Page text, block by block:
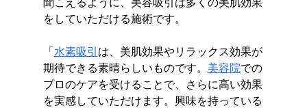
をしていただける施術です。
「水素吸引 は、美肌効果やリラックス効果が
期待できる素晴らしいものです。 美容院での
プロのケアを受けることで、さらに高い効果
を実感していただけます。興味を持っている